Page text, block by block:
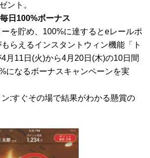
ント。
日100%ボーナス
を貯め、100%に達するとeレールポ
らえるインスタントウィン機能「ト
月11日(火)から4月20日(木)の10日間
になるボーナスキャンペーンを実
:すぐその場で結果がわかる懸賞の